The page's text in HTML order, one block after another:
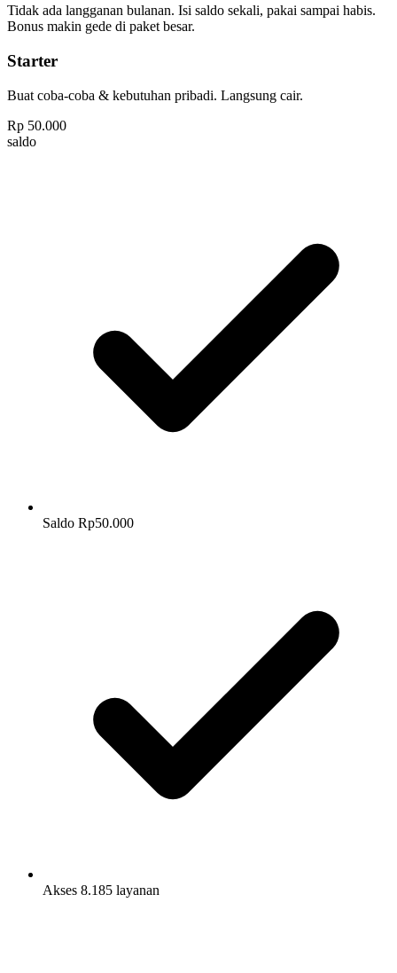
Tidak ada langganan bulanan. Isi saldo sekali, pakai sampai habis.
Bonus makin gede di paket besar.
Starter
Buat coba-coba & kebutuhan pribadi. Langsung cair.
Rp 50.000
saldo
Saldo Rp50.000
Akses 8.185 layanan